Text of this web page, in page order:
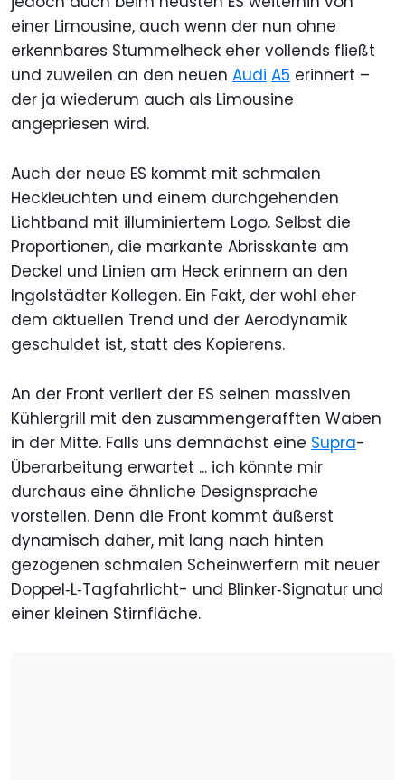
einer Limousine, auch wenn der nun ohne
erkennbares Stummelheck eher vollends fließt
und zuweilen an den neuen Audi A5 erinnert –
der ja wiederum auch als Limousine
angepriesen wird.
Auch der neue ES kommt mit schmalen
Heckleuchten und einem durchgehenden
Lichtband mit illuminiertem Logo. Selbst die
Proportionen, die markante Abrisskante am
Deckel und Linien am Heck erinnern an den
Ingolstädter Kollegen. Ein Fakt, der wohl eher
dem aktuellen Trend und der Aerodynamik
geschuldet ist, statt des Kopierens.
An der Front verliert der ES seinen massiven
Kühlergrill mit den zusammengerafften Waben
in der Mitte. Falls uns demnächst eine Supra-
Überarbeitung erwartet ... ich könnte mir
durchaus eine ähnliche Designsprache
vorstellen. Denn die Front kommt äußerst
dynamisch daher, mit lang nach hinten
gezogenen schmalen Scheinwerfern mit neuer
Doppel‑L‑Tagfahrlicht- und Blinker‑Signatur und
einer kleinen Stirnfläche.